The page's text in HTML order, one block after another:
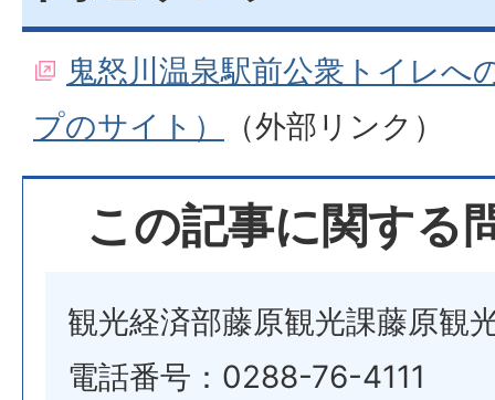
鬼怒川温泉駅前公衆トイレへ
プのサイト）
（外部リンク）
この記事に関する
観光経済部藤原観光課藤原観
電話番号：0288-76-4111